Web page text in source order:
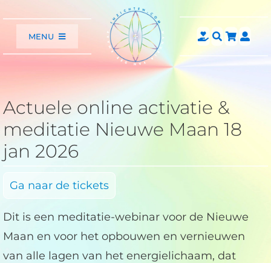
inhoud
MENU
Home
Astrologie
Artikelen
Video’s
Agenda
Shop
Contact
Actuele online activatie &
meditatie Nieuwe Maan 18
jan 2026
Ga naar de tickets
Dit is een meditatie-webinar voor de Nieuwe
Maan en voor het opbouwen en vernieuwen
van alle lagen van het energielichaam, dat